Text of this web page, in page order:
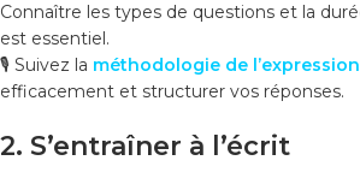
Connaître les types de questions et la
est essentiel.
🎙️ Suivez la méthodologie de
efficacement et structurer vos réponses.
2. S’entraîner à l’écrit